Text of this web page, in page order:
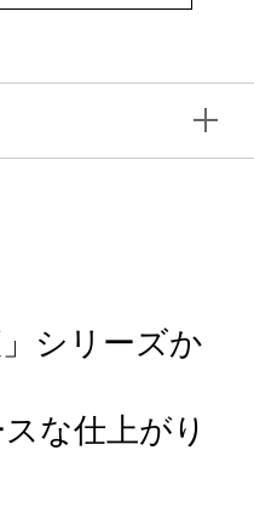
シリーズか
な仕上がり